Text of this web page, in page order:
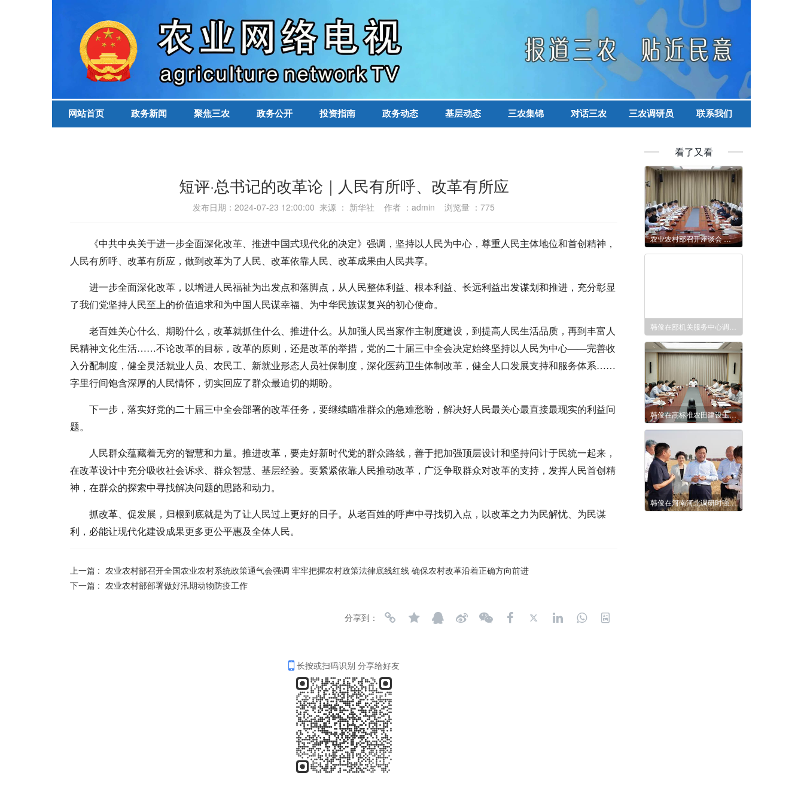
网站首页 政务新闻 聚焦三农 政务公开 投资指南 政务动态 基层动态 三农集锦 对话三农 三农调研员 联系我们
短评·总书记的改革论｜人民有所呼、改革有所应
发布日期：2024-07-23 12:00:00 来源 ： 新华社 作者 ：admin 浏览量 ： 775
《中共中央关于进一步全面深化改革、推进中国式现代化的决定》强调，坚持以人民为中心，尊重人民主体地位和首创精神，
人民有所呼、改革有所应，做到改革为了人民、改革依靠人民、改革成果由人民共享。
进一步全面深化改革，以增进人民福祉为出发点和落脚点，从人民整体利益、根本利益、长远利益出发谋划和推进，充分彰显
了我们党坚持人民至上的价值追求和为中国人民谋幸福、为中华民族谋复兴的初心使命。
老百姓关心什么、期盼什么，改革就抓住什么、推进什么。从加强人民当家作主制度建设，到提高人民生活品质，再到丰富人
民精神文化生活……不论改革的目标，改革的原则，还是改革的举措，党的二十届三中全会决定始终坚持以人民为中心——完善收
入分配制度，健全灵活就业人员、农民工、新就业形态人员社保制度，深化医药卫生体制改革，健全人口发展支持和服务体系……
字里行间饱含深厚的人民情怀，切实回应了群众最迫切的期盼。
下一步，落实好党的二十届三中全会部署的改革任务，要继续瞄准群众的急难愁盼，解决好人民最关心最直接最现实的利益问
题。
人民群众蕴藏着无穷的智慧和力量。推进改革，要走好新时代党的群众路线，善于把加强顶层设计和坚持问计于民统一起来，
在改革设计中充分吸收社会诉求、群众智慧、基层经验。要紧紧依靠人民推动改革，广泛争取群众对改革的支持，发挥人民首创精
神，在群众的探索中寻找解决问题的思路和动力。
抓改革、促发展，归根到底就是为了让人民过上更好的日子。从老百姓的呼声中寻找切入点，以改革之力为民解忧、为民谋
利，必能让现代化建设成果更多更公平惠及全体人民。
上一篇 : 农业农村部召开全国农业农村系统政策通气会强调 牢牢把握农村政策法律底线红线 确保农村改革沿着正确方向前进
下一篇 : 农业农村部部署做好汛期动物防疫工作
分享到：
长按或扫码识别 分享给好友
看了又看
农业农村部召开座谈会 研究谋划“十五五”时期水产种业发展
韩俊在高标准农田建设工程质量“回头看”和专项整治部级专班调研时强调 扎实有力推进专项整治 确保高标准农田建设质量
韩俊在河南河北调研时强调 扎实推进粮油作物大面积单产提升行动 全力以赴夯实全年粮食丰收基础